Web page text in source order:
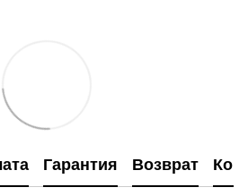
Гарантия Возврат